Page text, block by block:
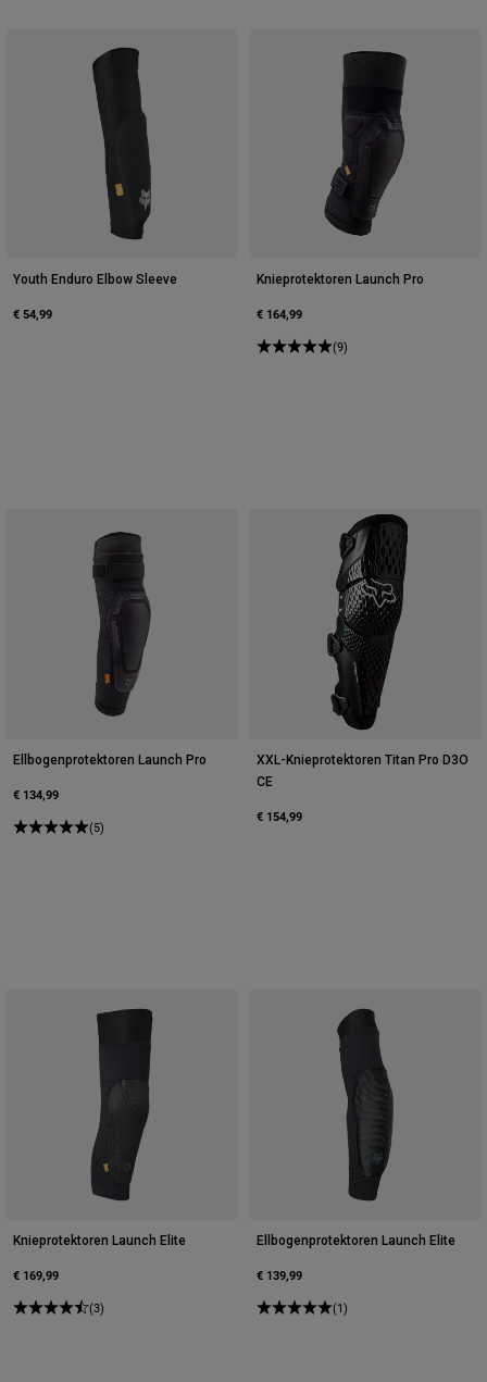
Youth Enduro Elbow Sleeve
€ 54,99
Knieprotektoren Launch Pro
€ 164,99
(9)
Ellbogenprotektoren Launch Pro
€ 134,99
(5)
XXL-Knieprotektoren Titan Pro D3O
CE
€ 154,99
Knieprotektoren Launch Elite
€ 169,99
(3)
Ellbogenprotektoren Launch Elite
€ 139,99
(1)